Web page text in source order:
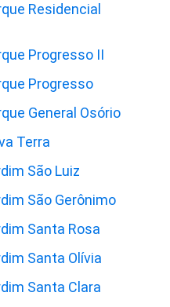
Residencial
Progresso II
Progresso
General Osório
Terra
São Luiz
São Gerônimo
Santa Rosa
Santa Olívia
Santa Clara